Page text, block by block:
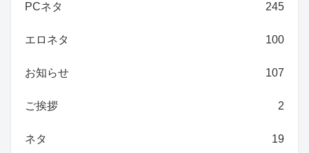
PCネタ 245
エロネタ 100
お知らせ 107
ご挨拶 2
ネタ 19